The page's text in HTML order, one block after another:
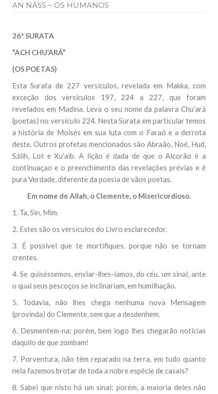
AN NÁSS – OS HUMANOS
26ª SURATA
“ACH CHU’ARÁ”
(OS POETAS)
Esta Surata de 227 versículos, revelada em Makka, com
exceção dos versículos 197, 224 a 227, que foram
revelados em Madina. Leva o seu nome da palavra Chu’ará
(poetas) no versículo 224. Nesta Surata em particular temos
a história de Moisés em sua luta com o Faraó e a derrota
deste. Outros profetas mencionados são Abraão, Noé, Hud,
Sálih, Lot e Xu’aib. A lição é dada de que o Alcorão é a
continuaçao e o preenchimento das revelações prévias e é
pura Verdade, diferente da poesia de vãos poetas.
Em nome de Allah, o Clemente, o Misericordioso.
1. Ta, Sin, Mim.
2. Estes são os versículos do Livro esclarecedor.
3. É possível que te mortifiques, porque não se tornam
crentes.
4. Se quiséssemos, enviar-lhes-íamos, do céu, um sinal, ante
o qual seus pescoços se inclinariam, em humilhação.
5. Todavia, não lhes chega nenhuma nova Mensagem
(provinda) do Clemente, sem que a desdenhem.
6. Desmentem-na; porém, bem logo lhes chegarão notícias
daquilo de que zombam!
7. Porventura, não têm reparado na terra, em tudo quanto
nela fazemos brotar de toda a nobre espécie de casais?
8. Sabei que nisto há um sinal; porém, a maioria deles não